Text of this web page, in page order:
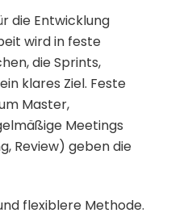
die Entwicklung
wird in feste
die Sprints,
klares Ziel. Feste
Master,
Meetings
Review) geben die
flexiblere Methode.